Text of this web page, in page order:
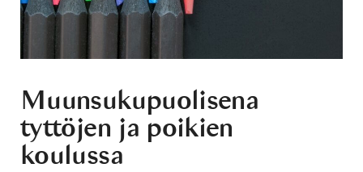
Muunsukupuolisena
tyttöjen ja poikien
koulussa